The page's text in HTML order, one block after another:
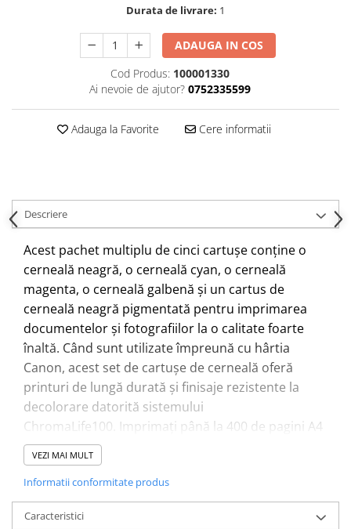
Durata de livrare: 1
ADAUGA IN COS
Cod Produs: 100001330
Ai nevoie de ajutor? 0752335599
Adauga la Favorite Cere informatii
Descriere
Acest pachet multiplu de cinci cartușe conține o
cerneală neagră, o cerneală cyan, o cerneală
magenta, o cerneală galbenă și un cartus de
cerneală neagră pigmentată pentru imprimarea
documentelor și fotografiilor la o calitate foarte
înaltă. Când sunt utilizate împreună cu hârtia
Canon, acest set de cartușe de cerneală oferă
printuri de lungă durată și finisaje rezistente la
decolorare datorită sistemului
ChromaLife100. Imprimați până la 400 de pagini A4
sau 1562 de fotografii de 10x15 cm cu un cartus de
cerneală neagră standard și imprimați până la 1660
de pagini A4 sau 241 de fotografii cu un cartus de
cerneală color (standard ISO/IEC 24711¹ și ISO/IEC
29102¹).
VEZI MAI MULT
Informatii conformitate produs
Caracteristici